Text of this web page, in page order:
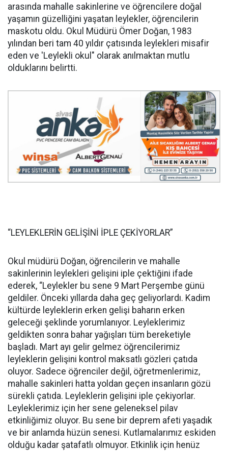
arasında mahalle sakinlerine ve öğrencilere doğal
yaşamın güzelliğini yaşatan leylekler, öğrencilerin
maskotu oldu. Okul Müdürü Ömer Doğan, 1983
yılından beri tam 40 yıldır çatısında leylekleri misafir
eden ve 'Leylekli okul" olarak anılmaktan mutlu
olduklarını belirtti.
“LEYLEKLERİN GELİŞİNİ İPLE ÇEKİYORLAR”
Okul müdürü Doğan, öğrencilerin ve mahalle
sakinlerinin leylekleri gelişini iple çektiğini ifade
ederek, “Leylekler bu sene 9 Mart Perşembe günü
geldiler. Önceki yıllarda daha geç geliyorlardı. Kadim
kültürde leyleklerin erken gelişi baharın erken
geleceği şeklinde yorumlanıyor. Leyleklerimiz
geldikten sonra bahar yağışları tüm bereketiyle
başladı. Mart ayı gelir gelmez öğrencilerimiz
leyleklerin gelişini kontrol maksatlı gözleri çatıda
oluyor. Sadece öğrenciler değil, öğretmenlerimiz,
mahalle sakinleri hatta yoldan geçen insanların gözü
sürekli çatıda. Leyleklerin gelişini iple çekiyorlar.
Leyleklerimiz için her sene geleneksel pilav
etkinliğimiz oluyor. Bu sene bir deprem afeti yaşadık
ve bir anlamda hüzün senesi. Kutlamalarımız eskiden
olduğu kadar şatafatlı olmuyor. Etkinlik için henüz